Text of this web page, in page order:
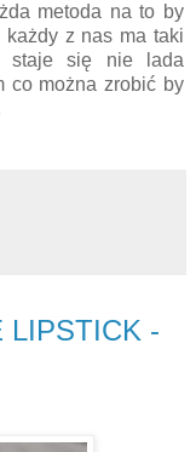
metoda na to by
z nas ma taki
staje się nie lada
co można zrobić by
LIPSTICK -